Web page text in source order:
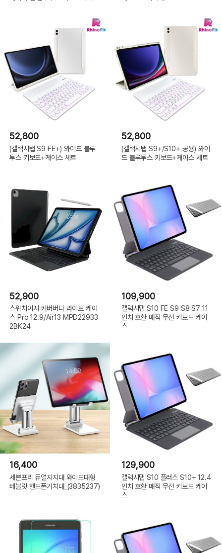
52,800
(갤럭시탭 S9 FE+) 와이드 블루
투스 키보드+케이스 세트
52,800
(갤럭시탭 S9+/S10+ 공용) 와이
드 블루투스 키보드+케이스 세트
52,900
스위치이지 커버버디 라이트 케이
스 Pro 12.9/Air13 MPD22933
2BK24
109,900
갤럭시탭 S10 FE S9 S8 S7 11
인치 호환 매직 무선 키보드 케이
스
16,400
세븐프리 듀얼지지대 와이드대형
테블릿 핸드폰거치대_(3835237)
129,900
갤럭시탭 S10 플러스 S10+ 12.4
인치 호환 매직 무선 키보드 케이
스